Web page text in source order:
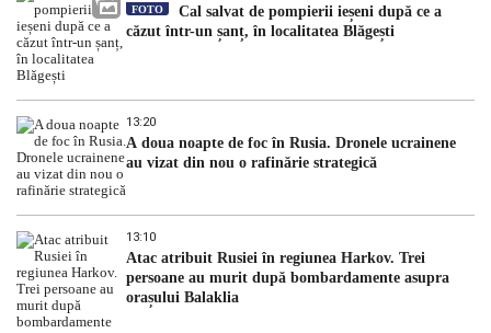
FOTO
Cal salvat de pompierii ieșeni după ce a
căzut într-un șanț, în localitatea Blăgești
13:20
A doua noapte de foc în Rusia. Dronele ucrainene
au vizat din nou o rafinărie strategică
13:10
Atac atribuit Rusiei în regiunea Harkov. Trei
persoane au murit după bombardamente asupra
orașului Balaklia